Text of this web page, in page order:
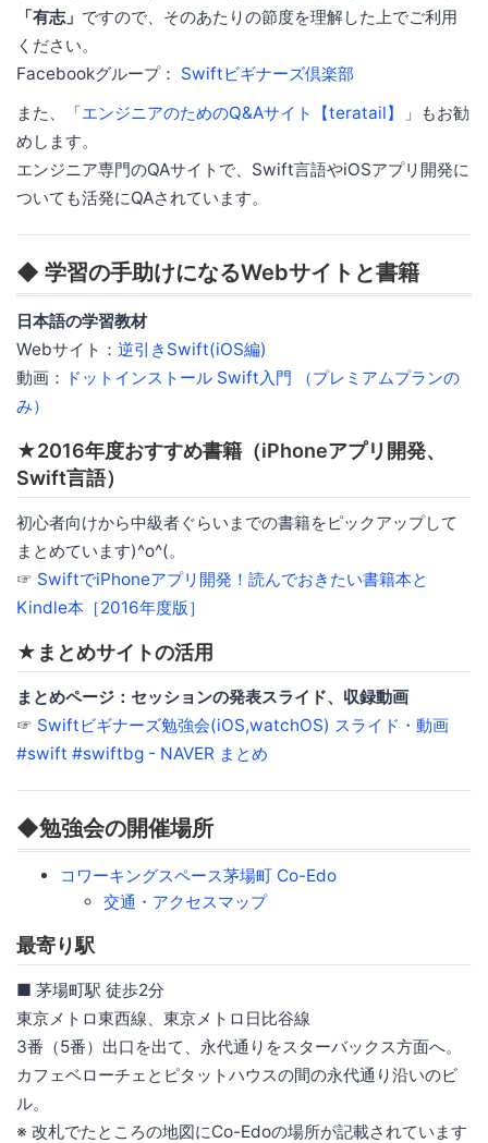
「有志」 ですので、そのあたりの節度を理解した上でご利用
ください。
Facebookグループ： Swiftビギナーズ倶楽部
また、「エンジニアのためのQ&Aサイト【teratail】
」もお勧
めします。
エンジニア専門のQAサイトで、Swift言語やiOSアプリ開発に
ついても活発にQAされています。
◆ 学習の手助けになるWebサイトと書籍
日本語の学習教材
Webサイト： 逆引きSwift(iOS編)
動画： ドットインストール Swift入門 （プレミアムプランの
み）
★2016年度おすすめ書籍（iPhoneアプリ開発、
Swift言語）
初心者向けから中級者ぐらいまでの書籍をピックアップして
まとめています)^o^(。
☞ SwiftでiPhoneアプリ開発！読んでおきたい書籍本と
Kindle本［2016年度版］
★まとめサイトの活用
まとめページ：セッションの発表スライド、収録動画
☞ Swiftビギナーズ勉強会(iOS,watchOS) スライド・動画
#swift #swiftbg - NAVER まとめ
◆勉強会の開催場所
コワーキングスペース茅場町 Co-Edo
交通・アクセスマップ
最寄り駅
■ 茅場町駅 徒歩2分
東京メトロ東西線、東京メトロ日比谷線
3番（5番）出口を出て、永代通りをスターバックス方面へ。
カフェベローチェとピタットハウスの間の永代通り沿いのビ
ル。
※ 改札でたところの地図にCo-Edoの場所が記載されています